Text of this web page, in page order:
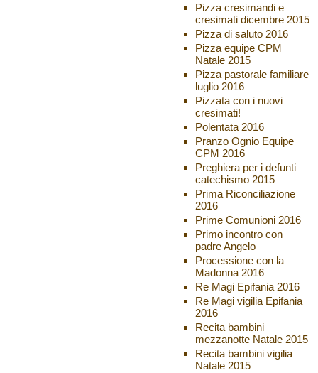
Pizza cresimandi e
cresimati dicembre 2015
Pizza di saluto 2016
Pizza equipe CPM
Natale 2015
Pizza pastorale familiare
luglio 2016
Pizzata con i nuovi
cresimati!
Polentata 2016
Pranzo Ognio Equipe
CPM 2016
Preghiera per i defunti
catechismo 2015
Prima Riconciliazione
2016
Prime Comunioni 2016
Primo incontro con
padre Angelo
Processione con la
Madonna 2016
Re Magi Epifania 2016
Re Magi vigilia Epifania
2016
Recita bambini
mezzanotte Natale 2015
Recita bambini vigilia
Natale 2015